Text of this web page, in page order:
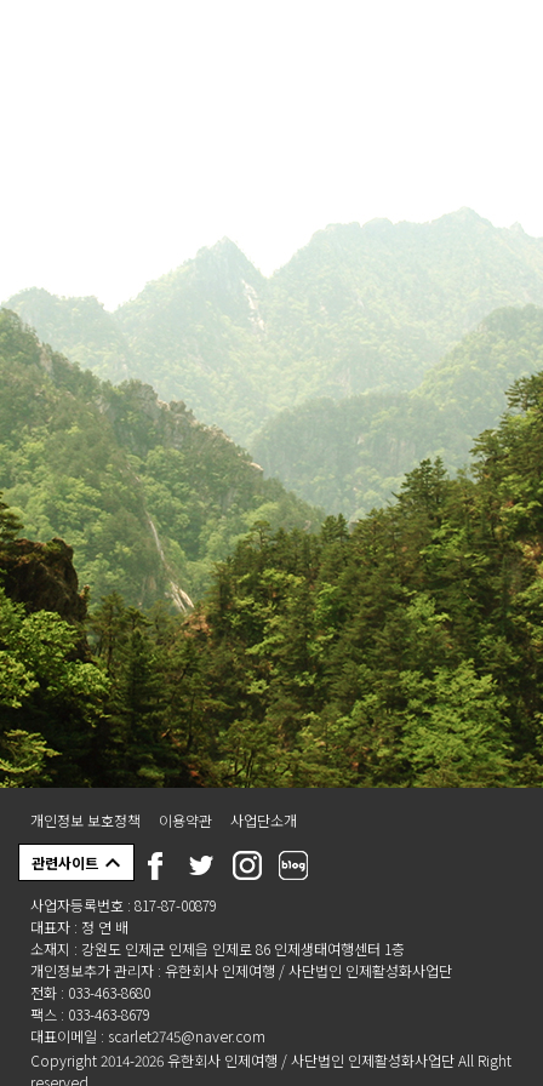
개인정보 보호정책 이용약관 사업단소개
관련사이트
사업자등록번호 : 817-87-00879
대표자 : 정 연 배
소재지 : 강원도 인제군 인제읍 인제로 86 인제생태여행센터 1층
개인정보추가 관리자 : 유한회사 인제여행 / 사단법인 인제활성화사업단
전화 : 033-463-8680
팩스 : 033-463-8679
대표이메일 : scarlet2745@naver.com
Copyright 2014-2026 유한회사 인제여행 / 사단법인 인제활성화사업단 All Right
reserved.